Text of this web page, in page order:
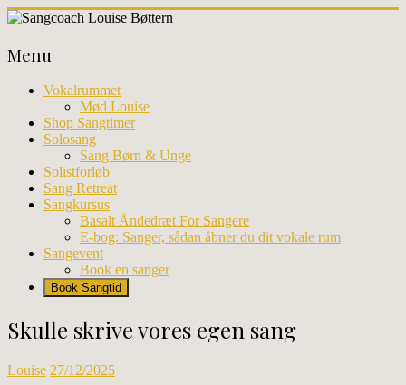
Skip
content
Louise
Bøttern
Professionel
sangundervisning
workhops
København
Menu
Vokalrummet
Mød Louise
Shop Sangtimer
Solosang
Sang Børn & Unge
Solistforløb
Sang Retreat
Sangkursus
Basalt Åndedræt For Sangere
E-bog: Sanger, sådan åbner du dit vokale rum
Sangevent
Book en sanger
Book Sangtid
Skulle skrive vores egen sang
Louise 27/12/2025